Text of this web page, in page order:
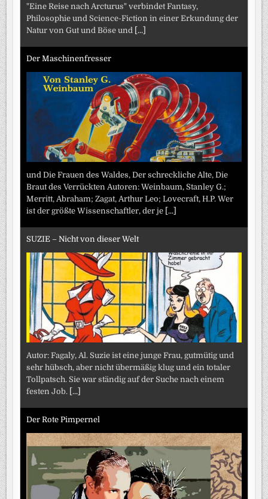
"Eine Reise nach Arcturus" verbindet Fantasy,
Philosophie und Science-Fiction in einer Erkundung der
Natur von Gut und Böse und [...]
Der Maschinenfresser
und Die Frauen des Waldes, Der schreckliche Alte, Die
Braut des Verrückten Autoren: Weinbaum, Stanley G.;
Merritt, Abraham; Zagat, Arthur Leo; Lovecraft, H.P. Wer
ist der größte Wissenschaftler, der je [...]
SUZIE – Nicht von dieser Welt
Autor: Fagaly, Al. Suzie ist eine junge Frau, gutmütig und
sehr hübsch, aber nicht übermäßig klug und ein totaler
Tollpatsch. Sie war ständig auf der Suche nach einem
festen Job. [...]
Der Rote Pimpernel